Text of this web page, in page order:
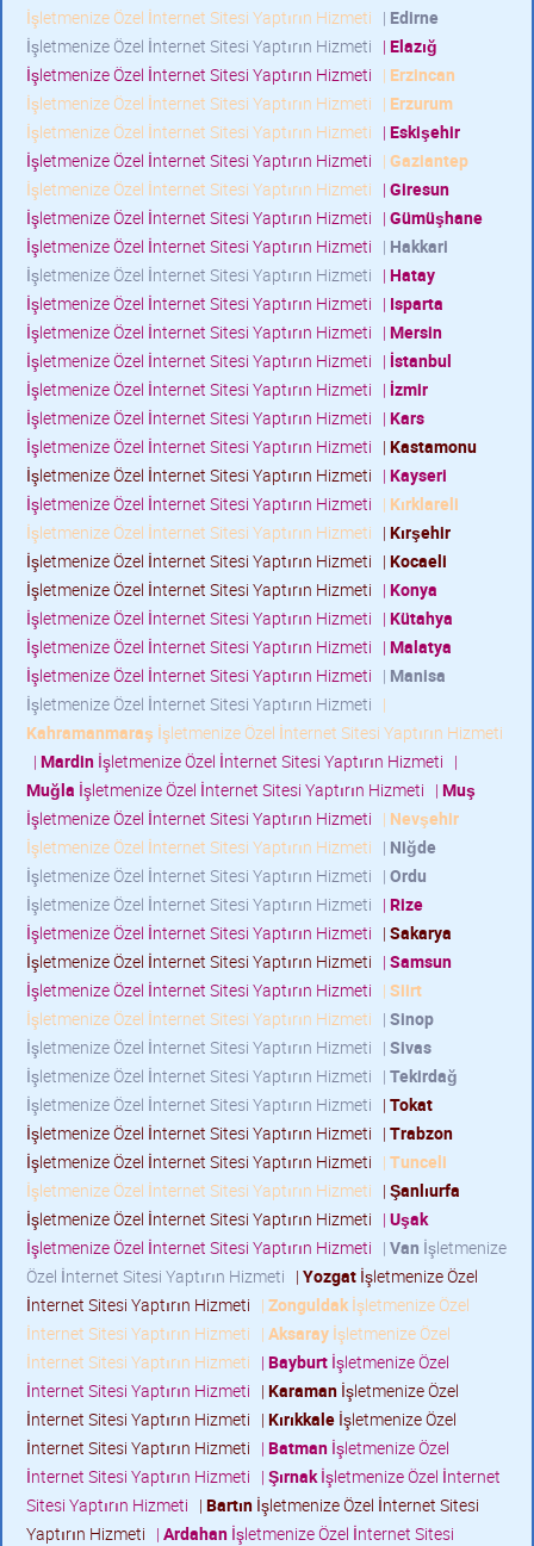
İşletmenize Özel İnternet Sitesi Yaptırın Hizmeti | Edirne
İşletmenize Özel İnternet Sitesi Yaptırın Hizmeti | Elazığ
İşletmenize Özel İnternet Sitesi Yaptırın Hizmeti | Erzincan
İşletmenize Özel İnternet Sitesi Yaptırın Hizmeti | Erzurum
İşletmenize Özel İnternet Sitesi Yaptırın Hizmeti | Eskişehir
İşletmenize Özel İnternet Sitesi Yaptırın Hizmeti | Gaziantep
İşletmenize Özel İnternet Sitesi Yaptırın Hizmeti | Giresun
İşletmenize Özel İnternet Sitesi Yaptırın Hizmeti | Gümüşhane
İşletmenize Özel İnternet Sitesi Yaptırın Hizmeti | Hakkari
İşletmenize Özel İnternet Sitesi Yaptırın Hizmeti | Hatay
İşletmenize Özel İnternet Sitesi Yaptırın Hizmeti | Isparta
İşletmenize Özel İnternet Sitesi Yaptırın Hizmeti | Mersin
İşletmenize Özel İnternet Sitesi Yaptırın Hizmeti | İstanbul
İşletmenize Özel İnternet Sitesi Yaptırın Hizmeti | İzmir
İşletmenize Özel İnternet Sitesi Yaptırın Hizmeti | Kars
İşletmenize Özel İnternet Sitesi Yaptırın Hizmeti | Kastamonu
İşletmenize Özel İnternet Sitesi Yaptırın Hizmeti | Kayseri
İşletmenize Özel İnternet Sitesi Yaptırın Hizmeti | Kırklareli
İşletmenize Özel İnternet Sitesi Yaptırın Hizmeti | Kırşehir
İşletmenize Özel İnternet Sitesi Yaptırın Hizmeti | Kocaeli
İşletmenize Özel İnternet Sitesi Yaptırın Hizmeti | Konya
İşletmenize Özel İnternet Sitesi Yaptırın Hizmeti | Kütahya
İşletmenize Özel İnternet Sitesi Yaptırın Hizmeti | Malatya
İşletmenize Özel İnternet Sitesi Yaptırın Hizmeti | Manisa
İşletmenize Özel İnternet Sitesi Yaptırın Hizmeti |
Kahramanmaraş İşletmenize Özel İnternet Sitesi Yaptırın Hizmeti
| Mardin İşletmenize Özel İnternet Sitesi Yaptırın Hizmeti |
Muğla İşletmenize Özel İnternet Sitesi Yaptırın Hizmeti | Muş
İşletmenize Özel İnternet Sitesi Yaptırın Hizmeti | Nevşehir
İşletmenize Özel İnternet Sitesi Yaptırın Hizmeti | Niğde
İşletmenize Özel İnternet Sitesi Yaptırın Hizmeti | Ordu
İşletmenize Özel İnternet Sitesi Yaptırın Hizmeti | Rize
İşletmenize Özel İnternet Sitesi Yaptırın Hizmeti | Sakarya
İşletmenize Özel İnternet Sitesi Yaptırın Hizmeti | Samsun
İşletmenize Özel İnternet Sitesi Yaptırın Hizmeti | Siirt
İşletmenize Özel İnternet Sitesi Yaptırın Hizmeti | Sinop
İşletmenize Özel İnternet Sitesi Yaptırın Hizmeti | Sivas
İşletmenize Özel İnternet Sitesi Yaptırın Hizmeti | Tekirdağ
İşletmenize Özel İnternet Sitesi Yaptırın Hizmeti | Tokat
İşletmenize Özel İnternet Sitesi Yaptırın Hizmeti | Trabzon
İşletmenize Özel İnternet Sitesi Yaptırın Hizmeti | Tunceli
İşletmenize Özel İnternet Sitesi Yaptırın Hizmeti | Şanlıurfa
İşletmenize Özel İnternet Sitesi Yaptırın Hizmeti | Uşak
İşletmenize Özel İnternet Sitesi Yaptırın Hizmeti | Van İşletmenize
Özel İnternet Sitesi Yaptırın Hizmeti | Yozgat İşletmenize Özel
İnternet Sitesi Yaptırın Hizmeti | Zonguldakİşletmenize Özel
İnternet Sitesi Yaptırın Hizmeti | Aksaray İşletmenize Özel
İnternet Sitesi Yaptırın Hizmeti | Bayburt İşletmenize Özel
İnternet Sitesi Yaptırın Hizmeti | Karaman İşletmenize Özel
İnternet Sitesi Yaptırın Hizmeti | Kırıkkale İşletmenize Özel
İnternet Sitesi Yaptırın Hizmeti | Batman İşletmenize Özel
İnternet Sitesi Yaptırın Hizmeti | Şırnakİşletmenize Özel İnternet
Sitesi Yaptırın Hizmeti | Bartın İşletmenize Özel İnternet Sitesi
Yaptırın Hizmeti | Ardahan İşletmenize Özel İnternet Sitesi